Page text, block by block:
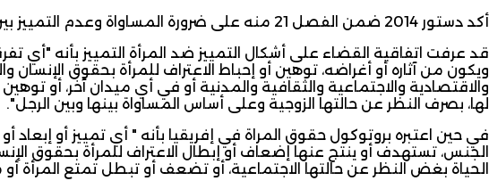
أكد دستور 2014 ضمن الفصل 21 منه على ضرورة المساواة وعدم التمييز بين المواطنين والمواطنات.
قد عرفت اتفاقية القضاء على أشكال التمييز ضد المرأة التمييز بأنه "أي
ويكون من آثاره أو أغراضه، توهين أو إحباط الاعتراف للمرأة بحقوق الإنسان
والاقتصادية والاجتماعية والثقافية والمدنية أو في أي ميدان آخر، أو
لها، بصرف النظر عن حالتها
الزوجية وعلى أساس المساواة بينها وبين الرجل".
في حين اعتبره بروتوكول حقوق المراة في إفريقيا بأنه " أي تمييز أو
الجنس، تستهدف أو ينتج عنها إضعاف أو إبطال الاعتراف للمرأة بحقوق
الحياة بغض النظر عن حالتها الاجتماعية، أو تضعف أو تبطل تمتع المرأة